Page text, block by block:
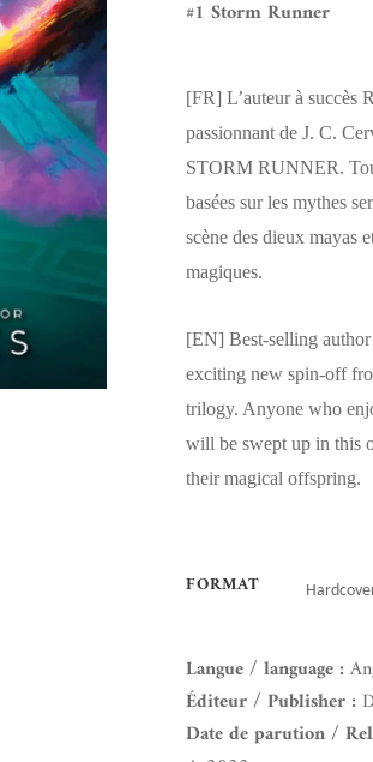
#1 Storm Runner
[FR] L’auteur à succès
passionnant de J. C.
STORM RUNNER.
basées sur les mythes
scène des dieux mayas
magiques.
[EN]Best-selling
exciting new spin-off
trilogy. Anyone who
will be swept up in this
their magical offspring.
FORMAT
Langue / language :
Éditeur / Publisher :
Date de parution /